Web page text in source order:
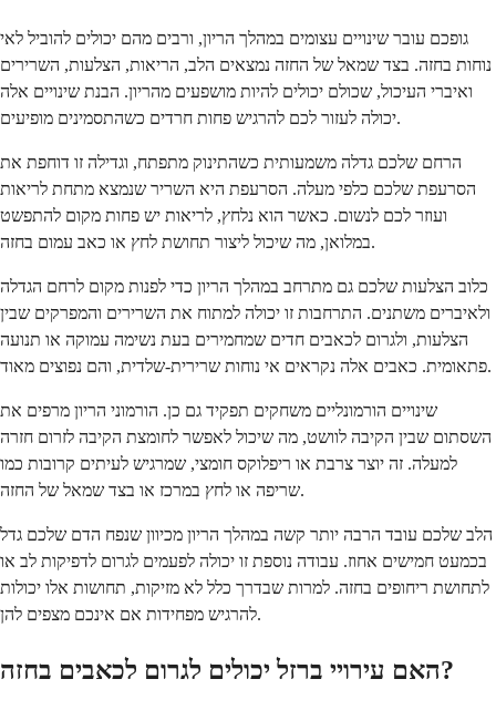
גופכם עובר שינויים עצומים במהלך הריון, ורבים מהם יכולים להוביל לאי
נוחות בחזה. בצד שמאל של החזה נמצאים הלב, הריאות, הצלעות, השרירים
ואיברי העיכול, שכולם יכולים להיות מושפעים מהריון. הבנת שינויים אלה
יכולה לעזור לכם להרגיש פחות חרדים כשהתסמינים מופיעים.
הרחם שלכם גדלה משמעותית כשהתינוק מתפתח, וגדילה זו דוחפת את
הסרעפת שלכם כלפי מעלה. הסרעפת היא השריר שנמצא מתחת לריאות
ועוזר לכם לנשום. כאשר הוא נלחץ, לריאות יש פחות מקום להתפשט
במלואן, מה שיכול ליצור תחושת לחץ או כאב עמום בחזה.
כלוב הצלעות שלכם גם מתרחב במהלך הריון כדי לפנות מקום לרחם הגדלה
ולאיברים משתנים. התרחבות זו יכולה למתוח את השרירים והמפרקים שבין
הצלעות, ולגרום לכאבים חדים שמחמירים בעת נשימה עמוקה או תנועה
פתאומית. כאבים אלה נקראים אי נוחות שרירית-שלדית, והם נפוצים מאוד.
שינויים הורמונליים משחקים תפקיד גם כן. הורמוני הריון מרפים את
השסתום שבין הקיבה לוושט, מה שיכול לאפשר לחומצת הקיבה לזרום חזרה
למעלה. זה יוצר צרבת או ריפלוקס חומצי, שמרגיש לעיתים קרובות כמו
שריפה או לחץ במרכז או בצד שמאל של החזה.
הלב שלכם עובד הרבה יותר קשה במהלך הריון מכיוון שנפח הדם שלכם גדל
בכמעט חמישים אחוז. עבודה נוספת זו יכולה לפעמים לגרום לדפיקות לב או
לתחושת ריחופים בחזה. למרות שבדרך כלל לא מזיקות, תחושות אלו יכולות
להרגיש מפחידות אם אינכם מצפים להן.
האם עירויי ברזל יכולים לגרום לכאבים בחזה?